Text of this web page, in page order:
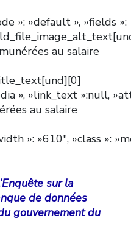
»: »default », »fields »:
au salaire
», »link_text »:null,
au salaire
»: »610″, »class »:
sur la
de données
gouvernement du